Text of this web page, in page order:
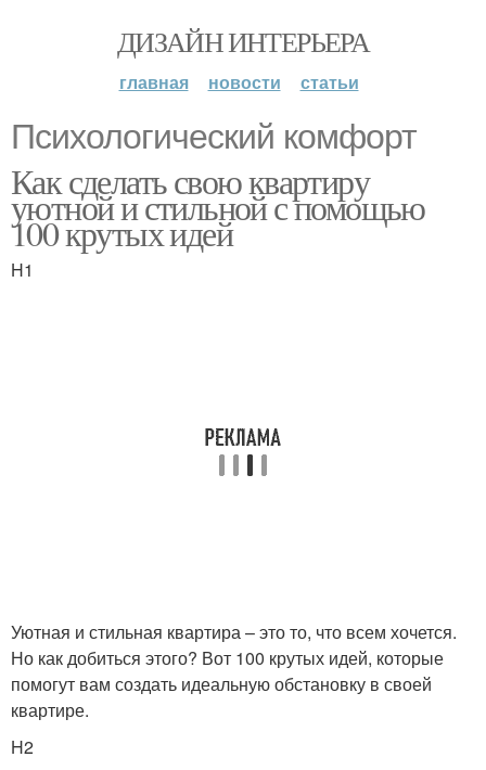
ДИЗАЙН ИНТЕРЬЕРА
главная новости статьи
Психологический комфорт
Как сделать свою квартиру
уютной и стильной с помощью
100 крутых идей
H1
Уютная и стильная квартира – это то, что всем хочется.
Но как добиться этого? Вот 100 крутых идей, которые
помогут вам создать идеальную обстановку в своей
квартире.
H2